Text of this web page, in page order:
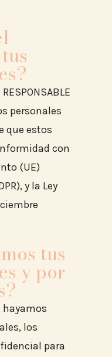
personales
que estos
con
(UE)
y la Ley
tus
y por
los
para